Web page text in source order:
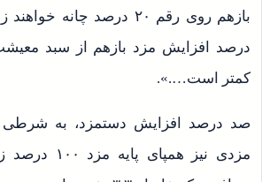
بازهم روی رقم ۲۰ درصد چانه
درصد افزایش مزد بازهم از سبد
کمتر است….».
صد درصد افزایش دستمزد، به شرطی
مزدی نیز